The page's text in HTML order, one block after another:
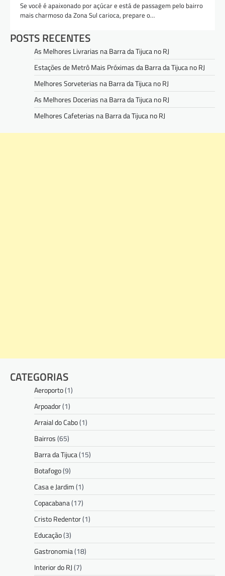
Se você é apaixonado por açúcar e está de passagem pelo bairro
mais charmoso da Zona Sul carioca, prepare o…
POSTS RECENTES
As Melhores Livrarias na Barra da Tijuca no RJ
Estações de Metrô Mais Próximas da Barra da Tijuca no RJ
Melhores Sorveterias na Barra da Tijuca no RJ
As Melhores Docerias na Barra da Tijuca no RJ
Melhores Cafeterias na Barra da Tijuca no RJ
CATEGORIAS
Aeroporto(1)
Arpoador(1)
Arraial do Cabo(1)
Bairros(65)
Barra da Tijuca(15)
Botafogo(9)
Casa e Jardim(1)
Copacabana(17)
Cristo Redentor(1)
Educação(3)
Gastronomia(18)
Interior do RJ(7)